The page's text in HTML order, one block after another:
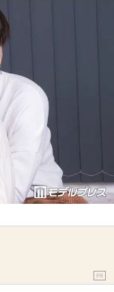
PR